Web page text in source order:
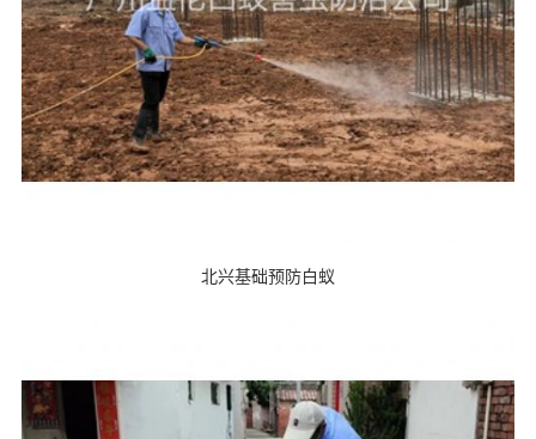
北兴基础预防白蚁